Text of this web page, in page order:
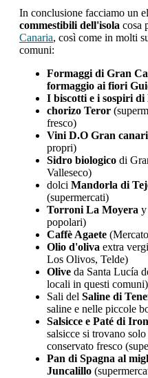
In conclusione facciamo un
commestibili dell'isola cosa
Canaria, così come in molti
comuni:
Formaggi di Gran
formaggio ai fiori
I biscotti e i sospiri di
chorizo Teror
fresco)
Vini D.O Gran
propri)
Sidro biologico di
Valleseco)
dolci Mandorla di
(supermercati)
Torroni La Moyera y
popolari)
Caffè Agaete
Olio d'oliva extra
Los Olivos, Telde)
Olive da Santa Lucía
locali in questi comuni)
Sali del Saline di
saline e nelle piccole
Salsicce e Paté di
salsicce si trovano
conservato fresco
Pan di Spagna al
Juncalillo